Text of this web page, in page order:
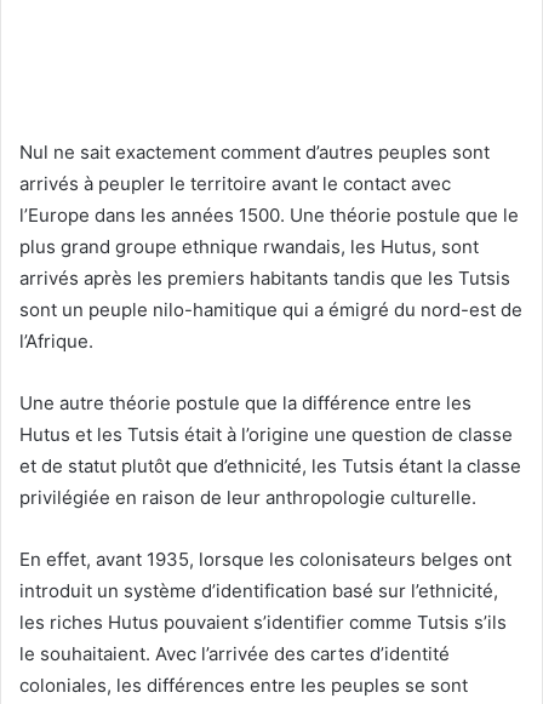
Nul ne sait exactement comment d’autres peuples sont
arrivés à peupler le territoire avant le contact avec
l’Europe dans les années 1500. Une théorie postule que le
plus grand groupe ethnique rwandais, les Hutus, sont
arrivés après les premiers habitants tandis que les Tutsis
sont un peuple nilo-hamitique qui a émigré du nord-est de
l’Afrique.
Une autre théorie postule que la différence entre les
Hutus et les Tutsis était à l’origine une question de classe
et de statut plutôt que d’ethnicité, les Tutsis étant la classe
privilégiée en raison de leur anthropologie culturelle.
En effet, avant 1935, lorsque les colonisateurs belges ont
introduit un système d’identification basé sur l’ethnicité,
les riches Hutus pouvaient s’identifier comme Tutsis s’ils
le souhaitaient. Avec l’arrivée des cartes d’identité
coloniales, les différences entre les peuples se sont